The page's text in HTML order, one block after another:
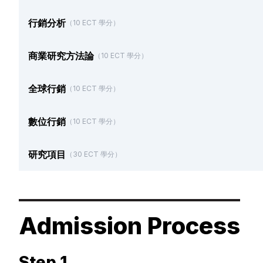
行銷分析（10 ECT 學分）
商業研究方法論（10 ECT 學分）
全球行銷 （10 ECT 學分）
數位行銷 （10 ECT 學分）
研究項目 （30 ECT 學分）
Admission Process